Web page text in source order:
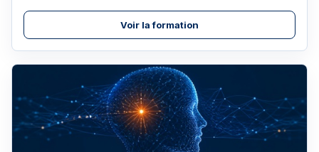
Voir la formation